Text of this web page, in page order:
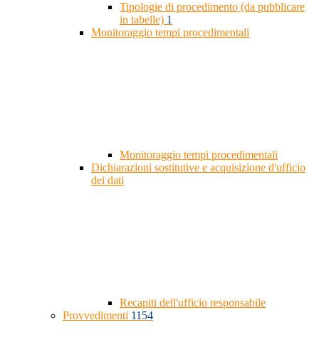
Tipologie di procedimento (da pubblicare
in tabelle) 1
Monitoraggio tempi procedimentali
Monitoraggio tempi procedimentali
Dichiarazioni sostitutive e acquisizione d'ufficio
dei dati
Recapiti dell'ufficio responsabile
Provvedimenti 1154